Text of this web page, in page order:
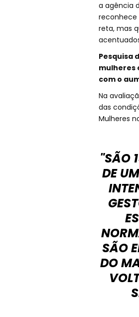
a agência
reconhece
reta, mas
Pesquisa
mulheres
com o
Na
das
Mulheres
"SÃO
DE
SÃO
DO